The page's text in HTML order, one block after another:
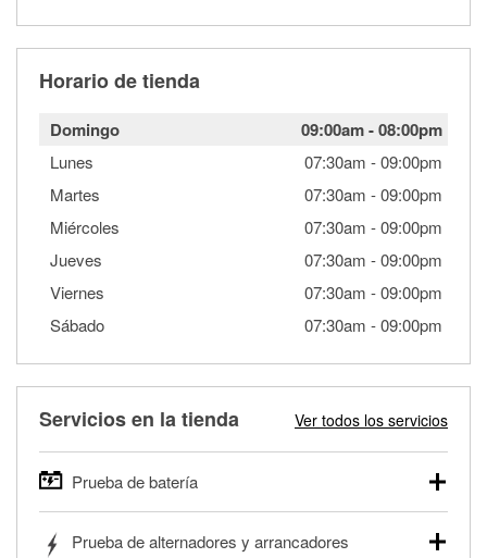
Horario de tienda
Domingo 09:00am-08:00pm
Lunes 07:30am -09:00pm
Martes
07:30am -09:00pm
Miércoles
07:30am -09:00pm
Jueves
07:30am -09:00pm
Viernes
07:30am -09:00pm
Sábado
07:30am -09:00pm
Servicios en la tienda Ver todos los servicios
Prueba de batería
autos, camionetas, SUVs, vehículos comerciales y
Prueba de alternadores y arrancadores